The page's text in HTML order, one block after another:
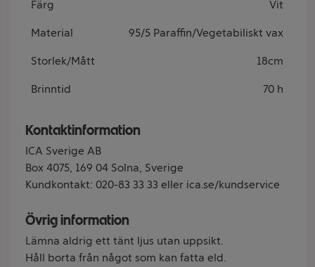
Färg Vit
Material 95/5 Paraffin/Vegetabiliskt vax
Storlek/Mått 18cm
Brinntid 70 h
Kontaktinformation
ICA Sverige AB
Box 4075, 169 04 Solna, Sverige
Kundkontakt: 020-83 33 33 eller ica.se/kundservice
Övrig information
Lämna aldrig ett tänt ljus utan uppsikt.
Håll borta från något som kan fatta eld.